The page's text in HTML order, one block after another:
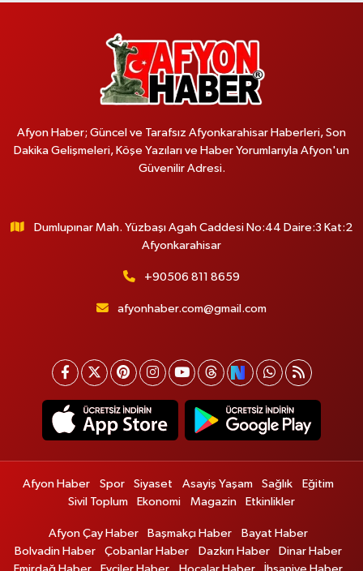
Afyon Haber; Güncel ve Tarafsız Afyonkarahisar Haberleri, Son
Dakika Gelişmeleri, Köşe Yazıları ve Haber Yorumlarıyla Afyon'un
Güvenilir Adresi.
Dumlupınar Mah. Yüzbaşı Agah Caddesi No:44 Daire:3 Kat:2
Afyonkarahisar
+90506 811 8659
afyonhaber.com@gmail.com
Afyon Haber Spor Siyaset Asayiş Yaşam Sağlık
Eğitim
Sivil Toplum
Ekonomi Magazin Etkinlikler
Afyon Çay Haber Başmakçı Haber
Bayat Haber
Bolvadin Haber
Çobanlar Haber Dazkırı Haber
Dinar Haber